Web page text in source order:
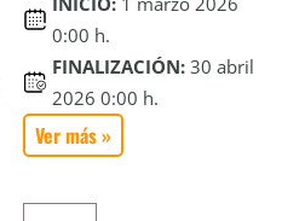
0:00 h.
FINALIZACIÓN: 30 abril
2026 0:00 h.
Ver más »